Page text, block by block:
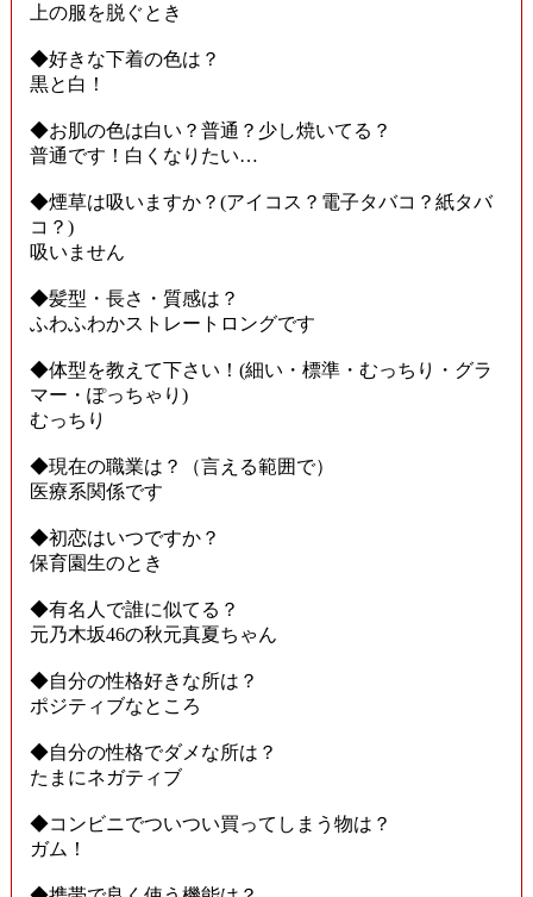
上の服を脱ぐとき
◆好きな下着の色は？
黒と白！
◆お肌の色は白い？普通？少し焼いてる？
普通です！白くなりたい…
◆煙草は吸いますか？(アイコス？電子タバコ？紙タバ
コ？)
吸いません
◆髪型・長さ・質感は？
ふわふわかストレートロングです
◆体型を教えて下さい！(細い・標準・むっちり・グラ
マー・ぽっちゃり)
むっちり
◆現在の職業は？（言える範囲で）
医療系関係です
◆初恋はいつですか？
保育園生のとき
◆有名人で誰に似てる？
元乃木坂46の秋元真夏ちゃん
◆自分の性格好きな所は？
ポジティブなところ
◆自分の性格でダメな所は？
たまにネガティブ
◆コンビニでついつい買ってしまう物は？
ガム！